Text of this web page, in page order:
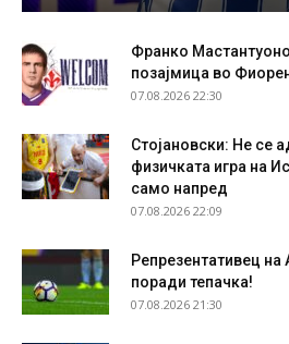
Франко
позајмица во
07.08.2026 22:30
Стојановски: Не се
физичката игра на
само напред
07.08.2026 22:09
Репрезентативец на
поради тепачка!
07.08.2026 21:30